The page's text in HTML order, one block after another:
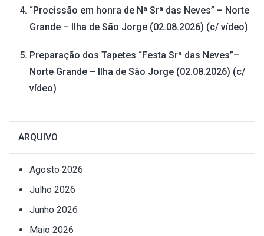
“Procissão em honra de Nª Srª das Neves” – Norte
Grande – Ilha de São Jorge (02.08.2026) (c/ vídeo)
Preparação dos Tapetes “Festa Srª das Neves”–
Norte Grande – Ilha de São Jorge (02.08.2026) (c/
vídeo)
ARQUIVO
Agosto 2026
Julho 2026
Junho 2026
Maio 2026